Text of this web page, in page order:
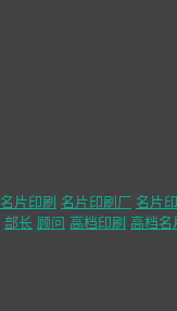
名片印刷 名片印刷厂 名片
部长 顾问 高档印刷 高档名